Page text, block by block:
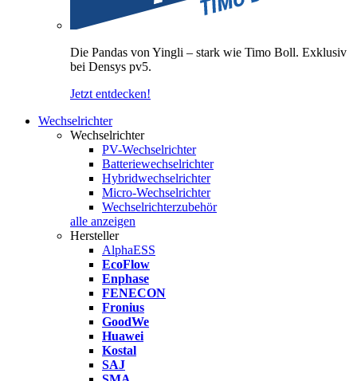
Die Pandas von Yingli – stark wie Timo Boll. Exklusiv
bei Densys pv5.
Jetzt entdecken!
Wechselrichter
Wechselrichter
PV-Wechselrichter
Batteriewechselrichter
Hybridwechselrichter
Micro-Wechselrichter
Wechselrichterzubehör
alle anzeigen
Hersteller
AlphaESS
EcoFlow
Enphase
FENECON
Fronius
GoodWe
Huawei
Kostal
SAJ